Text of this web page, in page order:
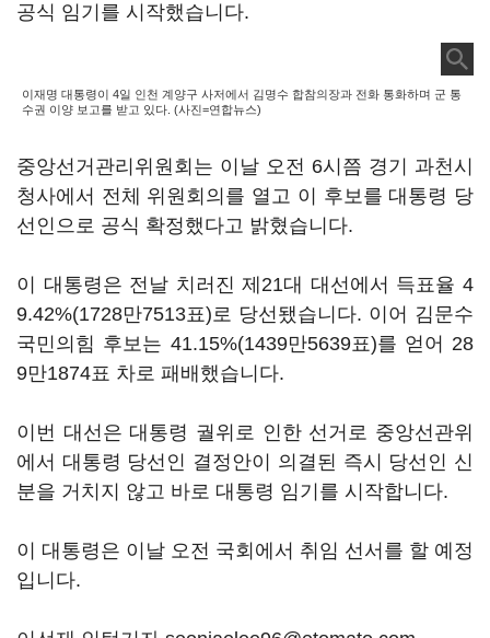
공식 임기를 시작했습니다.
이재명 대통령이 4일 인천 계양구 사저에서 김명수 합참의장과 전화 통화하며 군 통
수권 이양 보고를 받고 있다. (사진=연합뉴스)
중앙선거관리위원회는 이날 오전 6시쯤 경기 과천시
청사에서 전체 위원회의를 열고 이 후보를 대통령 당
선인으로 공식 확정했다고 밝혔습니다.
이 대통령은 전날 치러진 제21대 대선에서 득표율 4
9.42%(1728만7513표)로 당선됐습니다. 이어 김문수
국민의힘 후보는 41.15%(1439만5639표)를 얻어 28
9만1874표 차로 패배했습니다.
이번 대선은 대통령 궐위로 인한 선거로 중앙선관위
에서 대통령 당선인 결정안이 의결된 즉시 당선인 신
분을 거치지 않고 바로 대통령 임기를 시작합니다.
이 대통령은 이날 오전 국회에서 취임 선서를 할 예정
입니다.